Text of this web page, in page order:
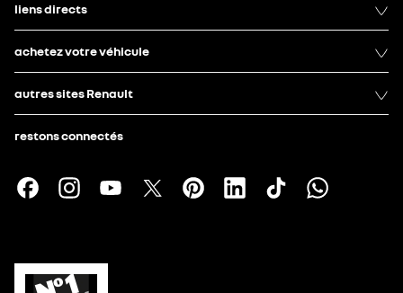
liens directs
achetez votre véhicule
autres sites Renault
restons connectés